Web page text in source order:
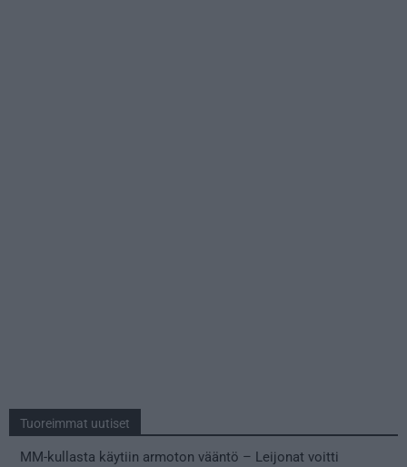
Tuoreimmat uutiset
MM-kullasta käytiin armoton vääntö – Leijonat voitti